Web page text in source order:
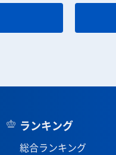
ランキング
総合ランキング